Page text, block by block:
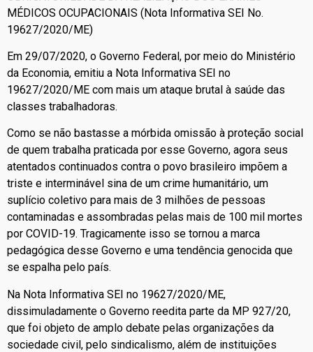
MÉDICOS OCUPACIONAIS (Nota Informativa SEI No.
19627/2020/ME)
Em 29/07/2020, o Governo Federal, por meio do Ministério
da Economia, emitiu a Nota Informativa SEI no
19627/2020/ME com mais um ataque brutal à saúde das
classes trabalhadoras.
Como se não bastasse a mórbida omissão à proteção social
de quem trabalha praticada por esse Governo, agora seus
atentados continuados contra o povo brasileiro impõem a
triste e interminável sina de um crime humanitário, um
suplício coletivo para mais de 3 milhões de pessoas
contaminadas e assombradas pelas mais de 100 mil mortes
por COVID-19. Tragicamente isso se tornou a marca
pedagógica desse Governo e uma tendência genocida que
se espalha pelo país.
Na Nota Informativa SEI no 19627/2020/ME,
dissimuladamente o Governo reedita parte da MP 927/20,
que foi objeto de amplo debate pelas organizações da
sociedade civil, pelo sindicalismo, além de instituições